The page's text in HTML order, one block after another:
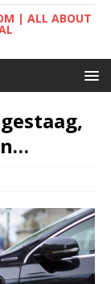
| ALL ABOUT